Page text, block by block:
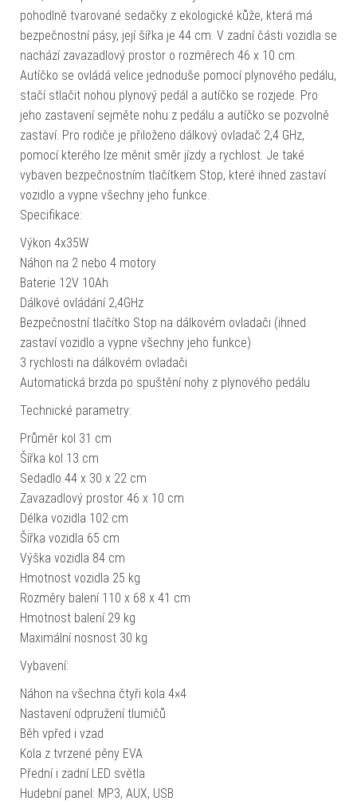
pohodlně tvarované sedačky z ekologické kůže, která má
bezpečnostní pásy, její šířka je 44 cm. V zadní části vozidla se
nachází zavazadlový prostor o rozměrech 46 x 10 cm.
Autíčko se ovládá velice jednoduše pomocí plynového pedálu,
stačí stlačit nohou plynový pedál a autíčko se rozjede. Pro
jeho zastavení sejměte nohu z pedálu a autíčko se pozvolně
zastaví. Pro rodiče je přiloženo dálkový ovladač 2,4 GHz,
pomocí kterého lze měnit směr jízdy a rychlost. Je také
vybaven bezpečnostním tlačítkem Stop, které ihned zastaví
vozidlo a vypne všechny jeho funkce.
Specifikace:
Výkon 4x35W
Náhon na 2 nebo 4 motory
Baterie 12V 10Ah
Dálkové ovládání 2,4GHz
Bezpečnostní tlačítko Stop na dálkovém ovladači (ihned
zastaví vozidlo a vypne všechny jeho funkce)
3 rychlosti na dálkovém ovladači
Automatická brzda po spuštění nohy z plynového pedálu
Technické parametry:
Průměr kol 31 cm
Šířka kol 13 cm
Sedadlo 44 x 30 x 22 cm
Zavazadlový prostor 46 x 10 cm
Délka vozidla 102 cm
Šířka vozidla 65 cm
Výška vozidla 84 cm
Hmotnost vozidla 25 kg
Rozměry balení 110 x 68 x 41 cm
Hmotnost balení 29 kg
Maximální nosnost 30 kg
Vybavení:
Náhon na všechna čtyři kola 4×4
Nastavení odpružení tlumičů
Běh vpřed i vzad
Kola z tvrzené pěny EVA
Přední i zadní LED světla
Hudební panel: MP3, AUX, USB